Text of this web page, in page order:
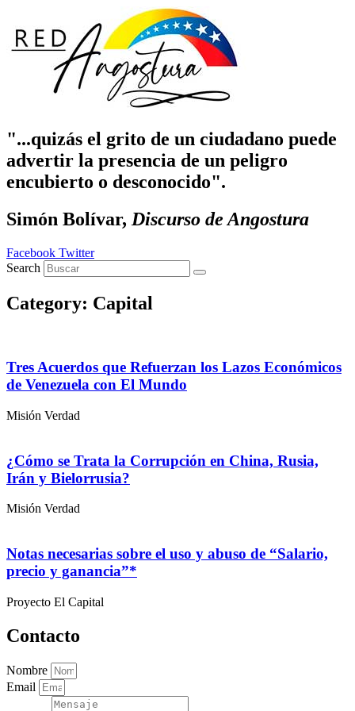
contenido
"...quizás el grito de un ciudadano puede
advertir la presencia de un peligro
encubierto o desconocido".
Simón Bolívar, Discurso de Angostura
Facebook Twitter
Search
Category: Capital
Tres Acuerdos que Refuerzan los Lazos Económicos
de Venezuela con El Mundo
Misión Verdad
¿Cómo se Trata la Corrupción en China, Rusia,
Irán y Bielorrusia?
Misión Verdad
Notas necesarias sobre el uso y abuso de “Salario,
precio y ganancia”*
Proyecto El Capital
Contacto
Nombre
Email